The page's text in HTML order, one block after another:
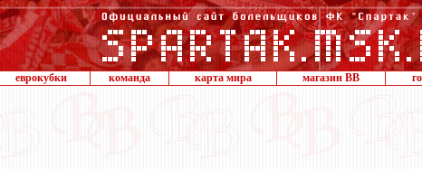
еврокубки команда карта мира магазин ВВ